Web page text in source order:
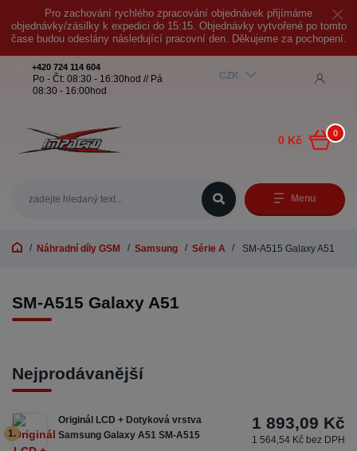
Pro zachování rychlého zpracování objednávek přijímáme
objednávky/zásilky k expedici do 15:15. Objednávky vytvořené po tomto
čase budou odeslány následující pracovní den. Děkujeme za pochopení.
Menu
CZK
+420 724 114 604
Po - Čt: 08:30 - 16:30hod // Pá
08:30 - 16:00hod
0
0 Kč
Náhradní díly GSM Samsung Série A SM-A515 Galaxy A51
SM-A515 Galaxy A51
Nejprodávanější
1.
Originál LCD + Dotyková vrstva
Samsung Galaxy A51 SM-A515
1 893,09 Kč
1 564,54 Kč bez DPH